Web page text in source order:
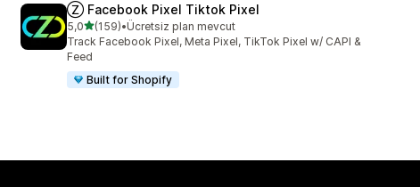
Ⓩ Facebook Pixel Tiktok Pixel
5,05 yıldız üzerinden
(159)
toplam 159 değerlendirme
•Ücretsiz plan mevcut
Track Facebook Pixel, Meta Pixel, TikTok Pixel w/ CAPI &
Feed
Built for Shopify